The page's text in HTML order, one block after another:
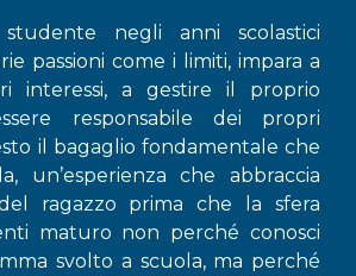
negli anni scolastici
passioni come i limiti, impara a
interessi, a gestire il proprio
responsabile dei propri
il bagaglio fondamentale che
un’esperienza che abbraccia
ragazzo prima che la sfera
maturo non perché conosci
svolto a scuola, ma perché